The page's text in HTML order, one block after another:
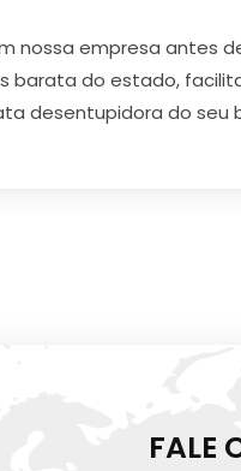
nossa empresa antes
barata do estado,
desentupidora do seu
FALE